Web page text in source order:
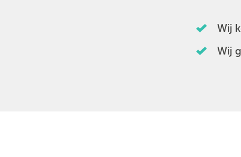
Wij
Wij